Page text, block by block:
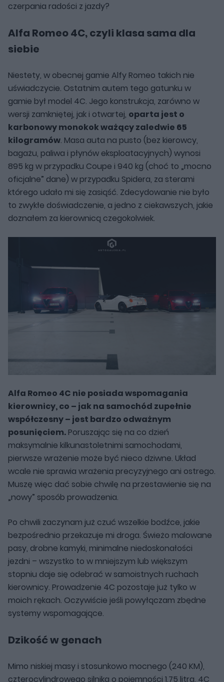
czerpania radości z jazdy?
Alfa Romeo 4C, czyli klasa sama dla
siebie
Niestety, w obecnej gamie Alfy Romeo takich nie
uświadczycie. Ostatnim autem tego gatunku w
gamie był model 4C. Jego konstrukcja, zarówno w
wersji zamkniętej, jak i otwartej, oparta jest o
karbonowy monokok ważący zaledwie 65
kilogramów. Masa auta na pusto (bez kierowcy,
bagażu, paliwa i płynów eksploatacyjnych) wynosi
895 kg w przypadku Coupe i 940 kg (choć to „mocno
oficjalne” dane) w przypadku Spidera, za sterami
którego udało mi się zasiąść. Zdecydowanie nie było
to zwykłe doświadczenie, a jedno z ciekawszych, jakie
doznałem za kierownicą czegokolwiek.
Alfa Romeo 4C nie posiada wspomagania
kierownicy, co – jak na samochód zupełnie
współczesny – jest bardzo odważnym
posunięciem. Poruszając się na co dzień
maksymalnie kilkunastoletnimi samochodami,
pierwsze wrażenie może być nieco dziwne. Układ
wcale nie sprawia wrażenia precyzyjnego ani ostrego.
Muszę więc dać sobie chwilę na przestawienie się na
„nowy” sposób prowadzenia.
Po chwili zaczynam już czuć wszelkie bodźce, jakie
bezpośrednio przekazuje mi droga. Świeżo malowane
pasy, drobne kamyki, minimalne niedoskonałości
jezdni – wszystko to w mniejszym lub większym
stopniu daje się odebrać w samoistnych ruchach
kierownicy. Prowadzenie 4C pozostaje już tylko w
moich rękach. Oczywiście jeśli powyłączam zbędne
systemy wspomagające.
Dzikość w genach
Mimo niskiej masy i stosunkowo mocnego (240 KM),
czterocylindrowego silnika o pojemności 1,75 litra, 4C